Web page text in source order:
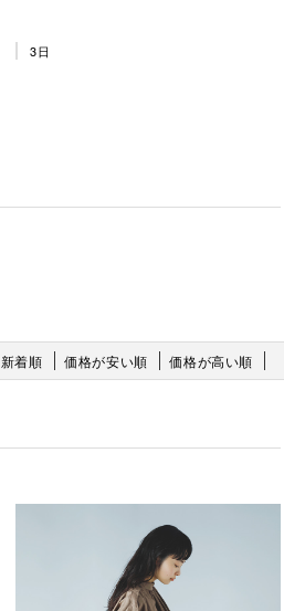
3日
新着順 価格が安い順 価格が高い順